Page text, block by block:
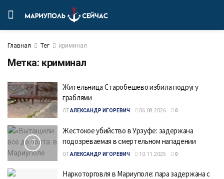
Главная Тег криминал
Метка: криминал
Жительница Старобешево избила подругу
граблями
ОТАЛЕКСАНДР ИГОРЕВИЧ 06.08.2026 0
Жестокое убийство в Урзуфе: задержана
подозреваемая в смертельном нападении
ОТАЛЕКСАНДР ИГОРЕВИЧ 10.11.2025 0
Наркоторговля в Мариуполе: пара задержана с